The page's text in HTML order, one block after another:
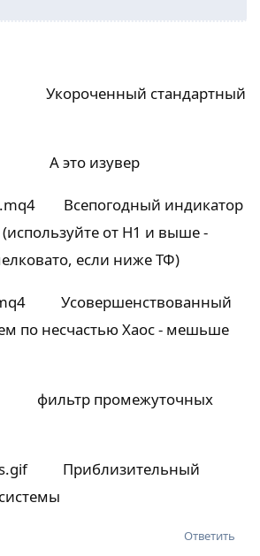
стандартный
А это изувер
Всепогодный индикатор
от Н1 и выше -
если ниже ТФ)
Усовершенствованный
по несчастью Хаос - мешьше
промежуточных
Приблизительный
Ответить